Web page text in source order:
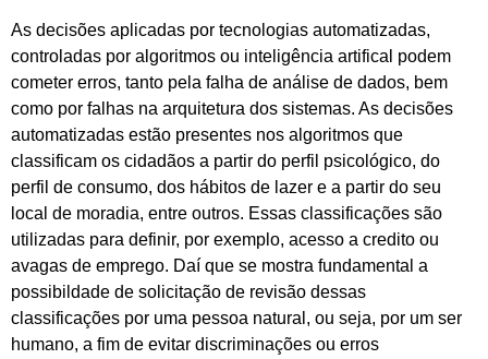
As decisões aplicadas por tecnologias automatizadas,
controladas por algoritmos ou inteligência artifical podem
cometer erros, tanto pela falha de análise de dados, bem
como por falhas na arquitetura dos sistemas. As decisões
automatizadas estão presentes nos algoritmos que
classificam os cidadãos a partir do perfil psicológico, do
perfil de consumo, dos hábitos de lazer e a partir do seu
local de moradia, entre outros. Essas classificações são
utilizadas para definir, por exemplo, acesso a credito ou
avagas de emprego. Daí que se mostra fundamental a
possibildade de solicitação de revisão dessas
classificações por uma pessoa natural, ou seja, por um ser
humano, a fim de evitar discriminações ou erros